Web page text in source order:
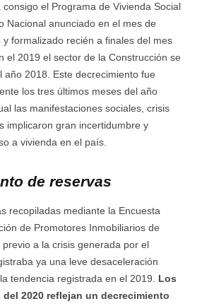
el Programa de Vivienda Social
Nacional anunciado en el mes de
formalizado recién a finales del mes
el 2019 el sector de la Construcción se
año 2018. Este decrecimiento fue
los tres últimos meses del año
las manifestaciones sociales, crisis
implicaron gran incertidumbre y
a vivienda en el país.
de reservas
recopiladas mediante la Encuesta
de Promotores Inmobiliarios de
a la crisis generada por el
ya una leve desaceleración
tendencia registrada en el 2019. Los
2020 reflejan un decrecimiento